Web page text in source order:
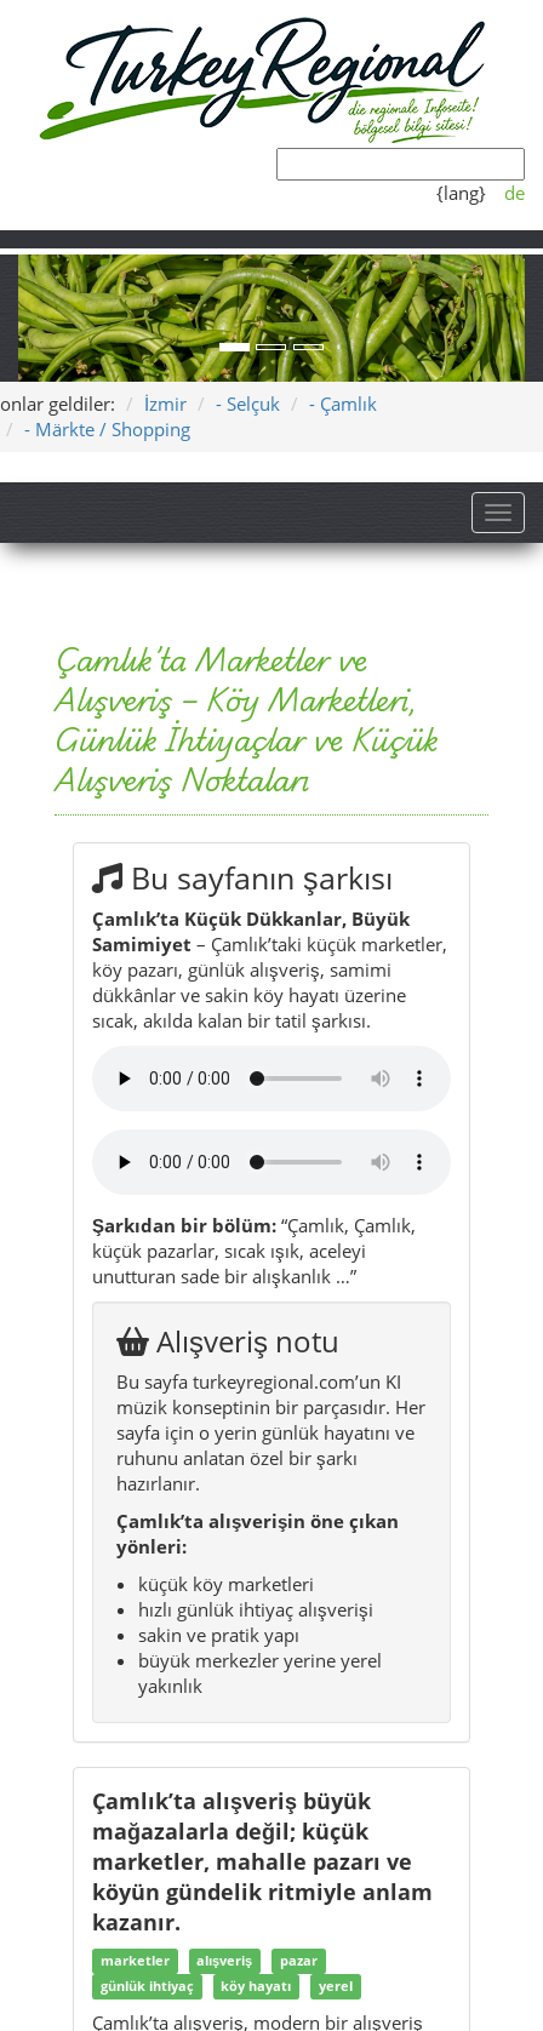
{lang} de
onlar geldiler: İzmir - Selçuk
- Çamlık
- Märkte / Shopping
Çamlık’ta Marketler ve
Alışveriş – Köy Marketleri,
Günlük İhtiyaçlar ve Küçük
Alışveriş Noktaları
Bu sayfanın şarkısı
Çamlık’ta Küçük Dükkanlar, Büyük
Samimiyet – Çamlık’taki küçük marketler,
köy pazarı, günlük alışveriş, samimi
dükkânlar ve sakin köy hayatı üzerine
sıcak, akılda kalan bir tatil şarkısı.
Şarkıdan bir bölüm: “Çamlık, Çamlık,
küçük pazarlar, sıcak ışık, aceleyi
unutturan sade bir alışkanlık …”
Alışveriş notu
Bu sayfa turkeyregional.com’un KI
müzik konseptinin bir parçasıdır. Her
sayfa için o yerin günlük hayatını ve
ruhunu anlatan özel bir şarkı
hazırlanır.
Çamlık’ta alışverişin öne çıkan
yönleri:
küçük köy marketleri
hızlı günlük ihtiyaç alışverişi
sakin ve pratik yapı
büyük merkezler yerine yerel
yakınlık
Çamlık’ta alışveriş büyük
mağazalarla değil; küçük
marketler, mahalle pazarı ve
köyün gündelik ritmiyle anlam
kazanır.
marketler alışveriş
pazar
günlük ihtiyaç
köy hayatı yerel
Çamlık’ta alışveriş, modern bir alışveriş